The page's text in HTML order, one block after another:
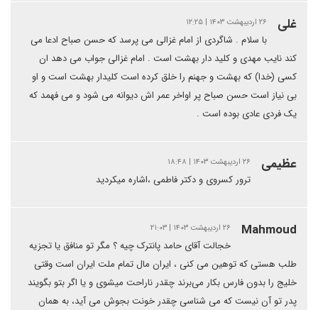
غلی ۲۶ اردیبهشت ۱۴۰۳ | ۱۲:۲۵
با سلام . شاگردی از امام غزالی می پرسد که حسن صباح ادعا می
کند نایب مهدی و کلید دار بهشت است . امام غزالی جواب می دهد ان
کسی (خدا) که بهشت و جهنم را خلق کرده است کلیدار بهشت است و او
بی نیاز است حسن صباح پر اواخر عمر اش دیوانه می شود و می فهمد که
یک فردی عادی بوده است .
عظیمی ۲۶ اردیبهشت ۱۴۰۳ | ۱۸:۴۸
ترور کسروی و دکتر فاطمی ،اشاره میکردید
Mahmoud ۲۶ اردیبهشت ۱۴۰۳ | ۲۱:۰۳
خجالت آقای حامد پانترک چیه ؟ مگر تو منافق یا تجزیه
طلب هستی که توهین می کنی ، ایران مال تمام ملت ایران است وقتی
خلیج را بدون فارس بکار می‌برند چقدر ناراحت میشوی و یا اگر بتو بگویند
پدر تو آن نیست که می شناسی چقدر خونت بجوش می آید، به همان